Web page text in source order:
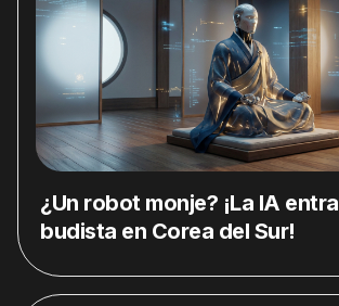
¿Un robot monje? ¡La IA
budista en Corea del Sur!